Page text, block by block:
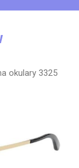
okulary 3325